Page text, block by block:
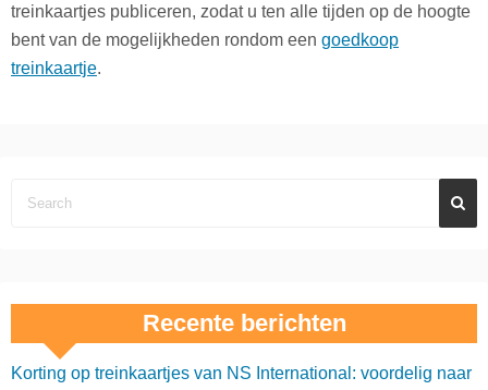
treinkaartjes publiceren, zodat u ten alle tijden op de hoogte
bent van de mogelijkheden rondom een goedkoop
treinkaartje.
Recente berichten
Korting op treinkaartjes van NS International: voordelig naar